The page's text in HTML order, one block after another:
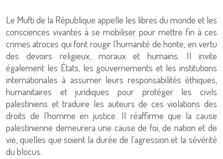
Le Mufti de la République appelle les libres du monde et les
consciences vivantes à se mobiliser pour mettre fin à ces
crimes atroces qui font rougir l’humanité de honte, en vertu
des devoirs religieux, moraux et humains. Il invite
également les États, les gouvernements et les institutions
internationales à assumer leurs responsabilités éthiques,
humanitaires et juridiques pour protéger les civils
palestiniens et traduire les auteurs de ces violations des
droits de l’homme en justice. Il réaffirme que la cause
palestinienne demeurera une cause de foi, de nation et de
vie, quelles que soient la durée de l’agression et la sévérité
du blocus.